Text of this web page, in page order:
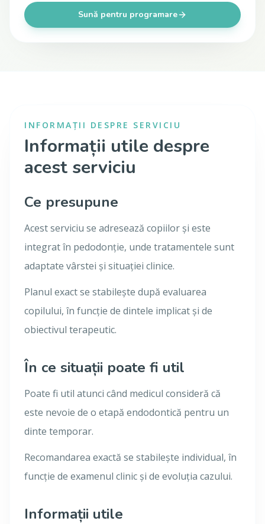
Sună pentru programare
INFORMAȚII DESPRE SERVICIU
Informații utile despre
acest serviciu
Ce presupune
Acest serviciu se adresează copiilor și este
integrat în pedodonție, unde tratamentele sunt
adaptate vârstei și situației clinice.
Planul exact se stabilește după evaluarea
copilului, în funcție de dintele implicat și de
obiectivul terapeutic.
În ce situații poate fi util
Poate fi util atunci când medicul consideră că
este nevoie de o etapă endodontică pentru un
dinte temporar.
Recomandarea exactă se stabilește individual, în
funcție de examenul clinic și de evoluția cazului.
Informații utile